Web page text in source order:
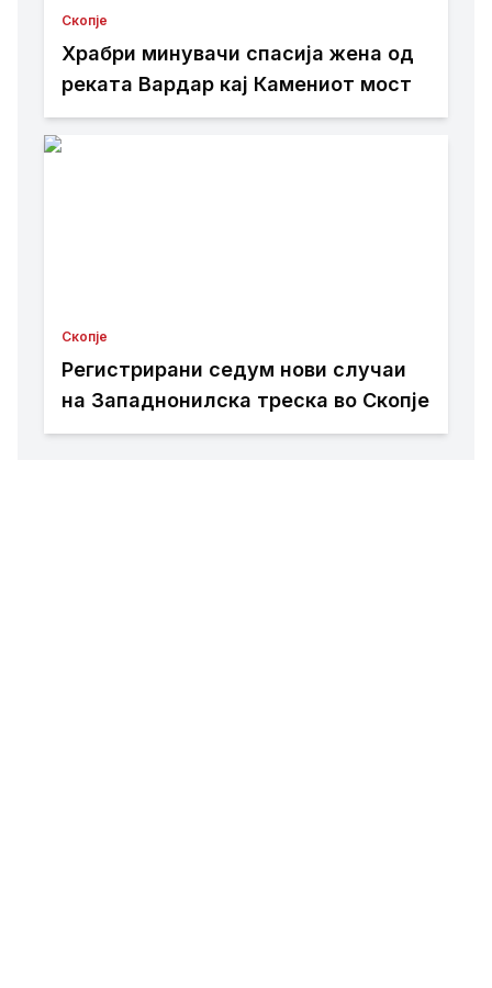
Скопје
Храбри минувачи спасија жена од
реката Вардар кај Камениот мост
Скопје
Регистрирани седум нови случаи
на Западнонилска треска во Скопје